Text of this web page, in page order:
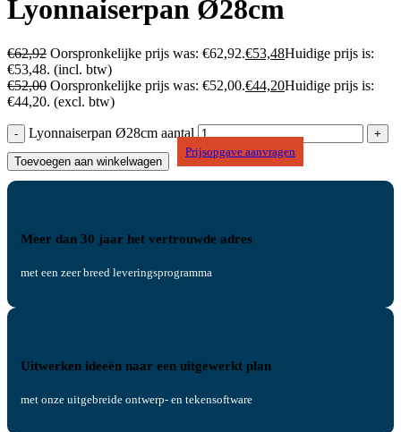
Lyonnaiserpan Ø28cm
€62,92 Oorspronkelijke prijs was: €62,92.€53,48Huidige prijs is:
€53,48. (incl. btw)
€52,00 Oorspronkelijke prijs was: €52,00.€44,20Huidige prijs is:
€44,20. (excl. btw)
Lyonnaiserpan Ø28cm aantal
Toevoegen aan winkelwagen
Prijsopgave aanvragen
Meer dan 30 jaar het vertrouwde adres
met een zeer breed leveringsprogramma
Uitwerken ideeën naar een uitgewerkt plan
met onze uitgebreide ontwerp- en tekensoftware